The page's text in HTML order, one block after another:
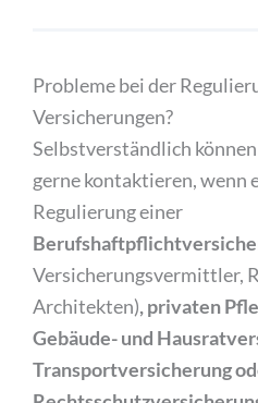
Probleme bei der
Versicherungen?
Selbstverständlich
gerne kontaktieren, wenn
Regulierung einer
Versicherungsvermittler,
Architekten), privaten
Gebäude- und
Transportversicherung